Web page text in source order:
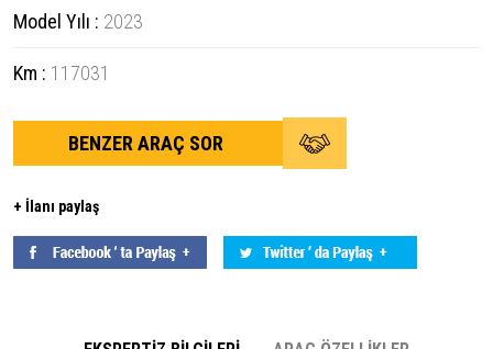
Model Yılı : 2023
Km : 117031
BENZER ARAÇ SOR
+ İlanı paylaş